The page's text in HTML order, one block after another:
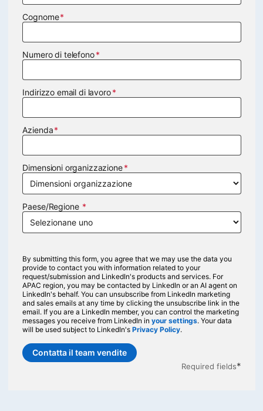
Cognome
Numero di telefono
Indirizzo email di lavoro
Azienda
Dimensioni organizzazione
Paese/Regione
By submitting this form, you agree that we may use the data you
provide to contact you with information related to your
request/submission and LinkedIn's products and services. For
APAC region, you may be contacted by LinkedIn or an AI agent on
LinkedIn's behalf. You can unsubscribe from LinkedIn marketing
and sales emails at any time by clicking the unsubscribe link in the
email. If you are a LinkedIn member, you can control the marketing
messages you receive from LinkedIn inyour settingsopens in a new tab
. Your data
will be used subject to LinkedIn'sPrivacy Policyopens in a new tab
.
Required fields*
Contatta il team vendite